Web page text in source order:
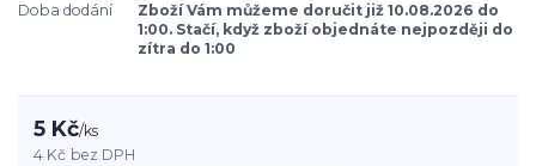
Doba dodání
Zboží Vám můžeme doručit již 10.08.2026 do
1:00. Stačí, když zboží objednáte nejpozději do
zítra do 1:00
5 Kč/ks
4 Kč bez DPH